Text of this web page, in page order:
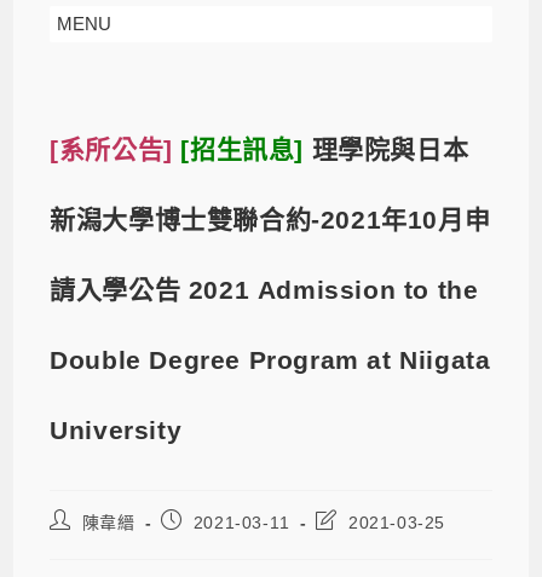
MENU
[系所公告] [招生訊息] 理學院與日本
新潟大學博士雙聯合約-2021年10月申
請入學公告 2021 Admission to the
Double Degree Program at Niigata
University
陳韋縉 2021-03-11 2021-03-25